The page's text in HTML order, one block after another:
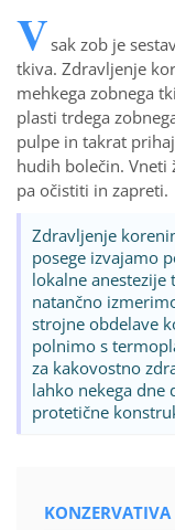
Vsak zob je
tkiva. Zdravljenje
mehkega zobnega
plasti trdega
pulpe in takrat
hudih bolečin. Vneti
pa očistiti in zapreti.
Zdravljenje
posege izvajamo
lokalne anestezije
natančno
strojne obdelave
polnimo s
za kakovostno
lahko nekega dne
protetične